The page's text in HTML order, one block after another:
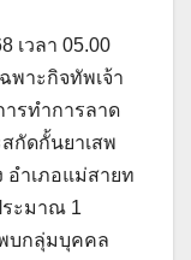
เวลา 05.00
พาะกิจทัพเจ้า
รทำการลาด
กัดกั้นยาเสพ
อำเภอแม่สายท
ระมาณ 1
บกลุ่มบุคคล